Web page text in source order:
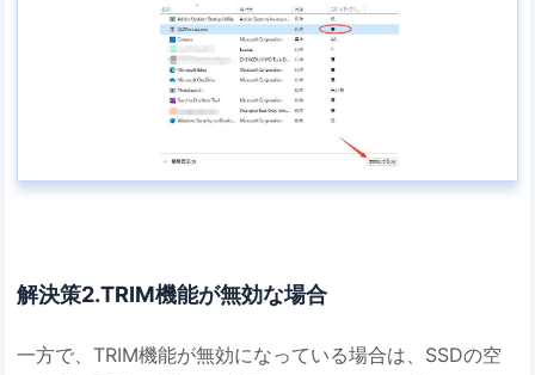
解決策2.TRIM機能が無効な場合
一方で、TRIM機能が無効になっている場合は、SSDの空